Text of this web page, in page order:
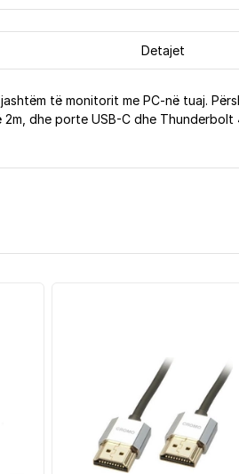
Detajet
të monitorit me PC-në tuaj.
dhe porte USB-C dhe